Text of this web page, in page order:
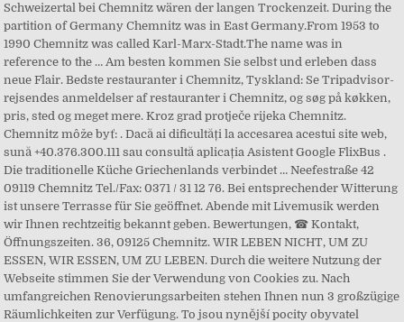
Schweizertal bei Chemnitz wären der langen Trockenzeit. During the
partition of Germany Chemnitz was in East Germany.From 1953 to
1990 Chemnitz was called Karl-Marx-Stadt.The name was in
reference to the … Am besten kommen Sie selbst und erleben dass
neue Flair. Bedste restauranter i Chemnitz, Tyskland: Se Tripadvisor-
rejsendes anmeldelser af restauranter i Chemnitz, og søg på køkken,
pris, sted og meget mere. Kroz grad protječe rijeka Chemnitz.
Chemnitz môže byť: . Dacă ai dificultăți la accesarea acestui site web,
sună +40.376.300.111 sau consultă aplicația Asistent Google FlixBus .
Die traditionelle Küche Griechenlands verbindet … Neefestraße 42
09119 Chemnitz Tel./Fax: 0371 / 31 12 76. Bei entsprechender Witterung
ist unsere Terrasse für Sie geöffnet. Abende mit Livemusik werden
wir Ihnen rechtzeitig bekannt geben. Bewertungen, ☎ Kontakt,
Öffnungszeiten. 36, 09125 Chemnitz. WIR LEBEN NICHT, UM ZU
ESSEN, WIR ESSEN, UM ZU LEBEN. Durch die weitere Nutzung der
Webseite stimmen Sie der Verwendung von Cookies zu. Nach
umfangreichen Renovierungsarbeiten stehen Ihnen nun 3 großzügige
Räumlichkeiten zur Verfügung. To jsou nynější pocity obyvatel